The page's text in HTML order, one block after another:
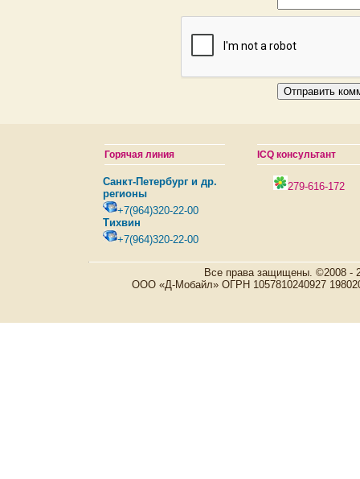
Горячая линия
Санкт-Петербург и др.
регионы
+7(964)320-22-00
Тихвин
+7(964)320-22-00
ICQ консультант
279-616-172
Все права защищены. ©2008 -
ООО «Д-Мобайл» ОГРН 1057810240927